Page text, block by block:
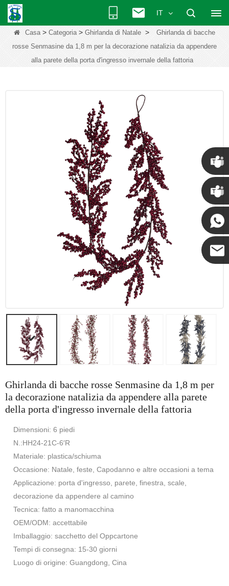
IT
Casa > Categoria > Ghirlanda di Natale >
Ghirlanda di bacche
rosse Senmasine da 1,8 m per la decorazione natalizia da appendere
alla parete della porta d'ingresso invernale della fattoria
Ghirlanda di bacche rosse Senmasine da 1,8 m per
la decorazione natalizia da appendere alla parete
della porta d'ingresso invernale della fattoria
Dimensioni: 6 piedi
N.:HH24-21C-6′R
Materiale: plastica/schiuma
Occasione: Natale, feste, Capodanno e altre occasioni a tema
Applicazione: porta d'ingresso, parete, finestra, scale,
decorazione da appendere al camino
Tecnica: fatto a manomacchina
OEM/ODM: accettabile
Imballaggio: sacchetto del Oppcartone
Tempi di consegna: 15-30 giorni
Luogo di origine: Guangdong, Cina
Chris
Kenny